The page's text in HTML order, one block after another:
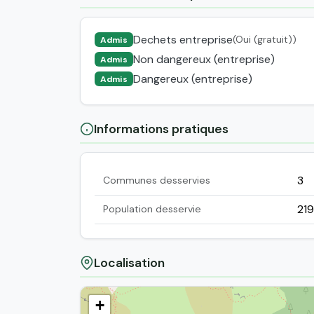
Admis Dechets entreprise(Oui (gratuit))
Admis Non dangereux (entreprise)
Admis Dangereux (entreprise)
Informations pratiques
Communes desservies 3
Population desservie
Localisation
+